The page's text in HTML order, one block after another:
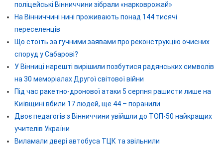
поліцейські Вінниччини зібрали «нарковрожай»
На Вінниччині нині проживають понад 144 тисячі
переселенців
Що стоїть за гучними заявами про реконструкцію очисних
споруд у Сабарові?
У Вінниці нарешті вирішили позбутися радянських символів
на 30 меморіалах Другої світової війни
Під час ракетно-дронової атаки 5 серпня рашисти лише на
Київщині вбили 17 людей, ще 44 – поранили
Двоє педагогів з Вінниччини увійшли до ТОП-50 найкращих
учителів України
Виламали двері автобуса ТЦК та звільнили